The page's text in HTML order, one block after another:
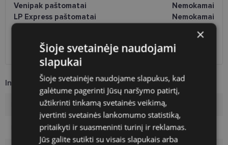
Informacija apie prekę
Rėmelių prekinis ženklas VOGUE
Rėmelio dydis 54-19
Venipak paštomatai
Nemokamai
LP Express paštomatai
Nemokamai
0.50 €
DPD kurjeris
Nemokamai
×
Šioje svetainėje naudojami
slapukai
Šioje svetainėje naudojame slapukus, kad
galėtume pagerinti Jūsų naršymo patirtį,
užtikrinti tinkamą svetainės veikimą,
įvertinti svetainės lankomumo statistiką,
pritaikyti ir suasmeninti turinį ir reklamas.
Jūs galite sutikti su visais slapukais arba